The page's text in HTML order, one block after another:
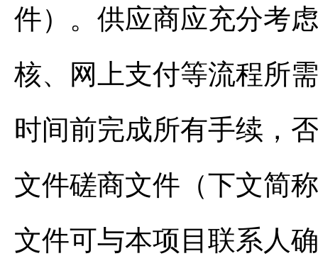
件）。供应商应充分考
核、网上支付等流程所
时间前完成所有手续，
文件磋商文件（下文简
文件可与本项目联系人